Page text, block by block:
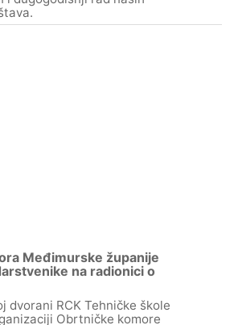
Međimurske županije
na radionici o
dvorani RCK Tehničke škole
Obrtničke komore